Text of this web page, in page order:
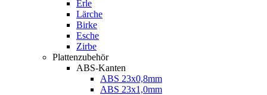
Erle
Lärche
Birke
Esche
Zirbe
Plattenzubehör
ABS-Kanten
ABS 23x0,8mm
ABS 23x1,0mm